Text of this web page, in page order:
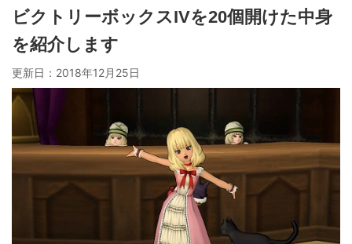
ビクトリーボックスIVを20個開けた中身
を紹介します
更新日： 2018年12月25日